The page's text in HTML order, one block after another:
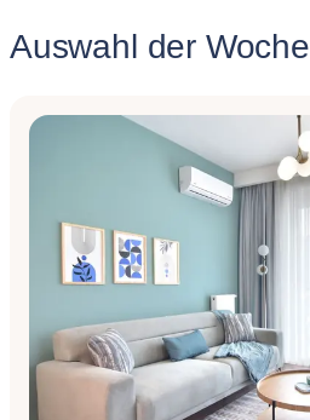
Auswahl der Woche